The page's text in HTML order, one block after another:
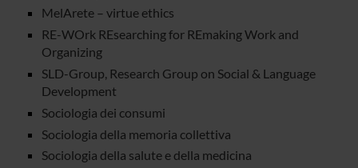
MelArete – virtue ethics
RE-WOrk REsearching for REmaking Work and
Organizing
SLD-Group, Research Group on Social & Language
Development
Sociologia dei consumi
Sociologia della memoria collettiva
Sociologia della salute e della medicina